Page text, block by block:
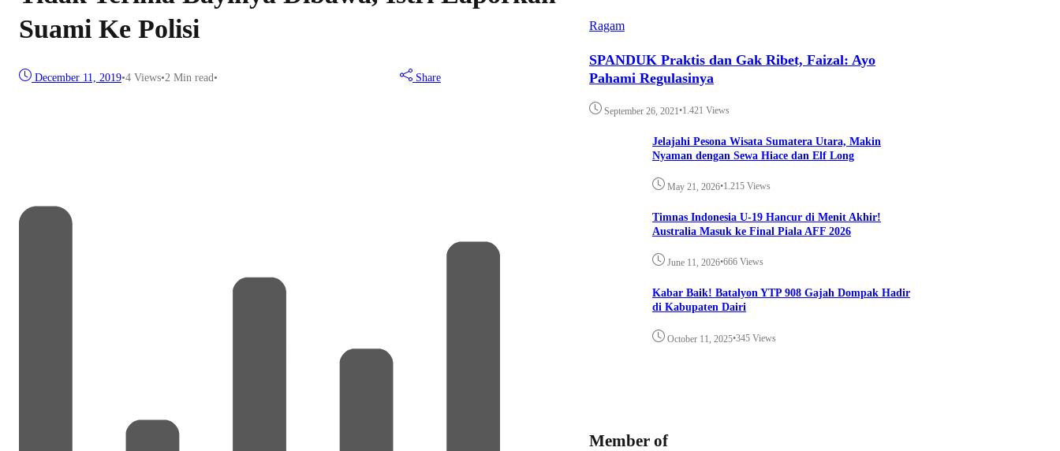
Suami Ke Polisi
December 11, 2019•4 Views•2 Min read• Share
Ragam
SPANDUK Praktis dan Gak Ribet, Faizal: Ayo
Pahami Regulasinya
September 26, 2021•1.421 Views
Jelajahi Pesona Wisata Sumatera Utara, Makin
Nyaman dengan Sewa Hiace dan Elf Long
May 21, 2026•1.215 Views
Timnas Indonesia U-19 Hancur di Menit Akhir!
Australia Masuk ke Final Piala AFF 2026
June 11, 2026•666 Views
Kabar Baik! Batalyon YTP 908 Gajah Dompak Hadir
di Kabupaten Dairi
October 11, 2025•345 Views
Member of